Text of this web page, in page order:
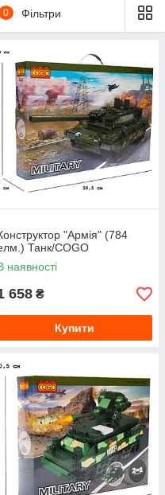
0 Фільтри
"Армія" (784
Танк/COGO
наявності
658 ₴
Купити